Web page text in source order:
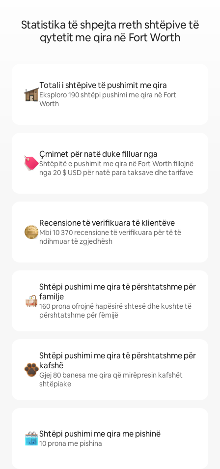
Statistika të shpejta rreth shtëpive të
qytetit me qira në Fort Worth
Totali i shtëpive të pushimit me qira
Eksploro 190 shtëpi pushimi me qira në Fort
Worth
Çmimet për natë duke filluar nga
Shtëpitë e pushimit me qira në Fort Worth fillojnë
nga 20 $ USD për natë para taksave dhe tarifave
Recensione të verifikuara të klientëve
Mbi 10 370 recensione të verifikuara për të të
ndihmuar të zgjedhësh
Shtëpi pushimi me qira të përshtatshme për
familje
160 prona ofrojnë hapësirë shtesë dhe kushte të
përshtatshme për fëmijë
Shtëpi pushimi me qira të përshtatshme për
kafshë
Gjej 80 banesa me qira që mirëpresin kafshët
shtëpiake
Shtëpi pushimi me qira me pishinë
10 prona me pishina